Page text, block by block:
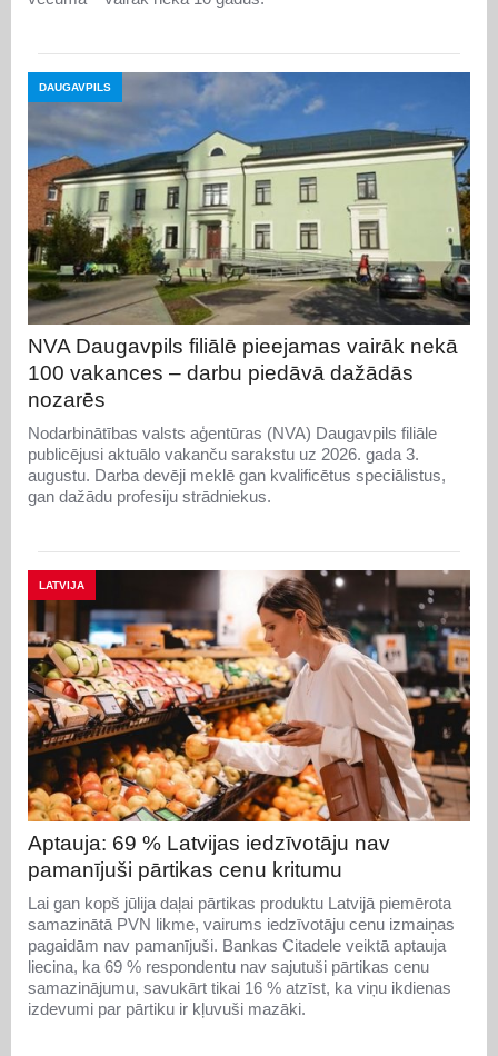
DAUGAVPILS
NVA Daugavpils filiālē pieejamas vairāk nekā
100 vakances – darbu piedāvā dažādās
nozarēs
Nodarbinātības valsts aģentūras (NVA) Daugavpils filiāle
publicējusi aktuālo vakanču sarakstu uz 2026. gada 3.
augustu. Darba devēji meklē gan kvalificētus speciālistus,
gan dažādu profesiju strādniekus.
LATVIJA
Aptauja: 69 % Latvijas iedzīvotāju nav
pamanījuši pārtikas cenu kritumu
Lai gan kopš jūlija daļai pārtikas produktu Latvijā piemērota
samazinātā PVN likme, vairums iedzīvotāju cenu izmaiņas
pagaidām nav pamanījuši. Bankas Citadele veiktā aptauja
liecina, ka 69 % respondentu nav sajutuši pārtikas cenu
samazinājumu, savukārt tikai 16 % atzīst, ka viņu ikdienas
izdevumi par pārtiku ir kļuvuši mazāki.